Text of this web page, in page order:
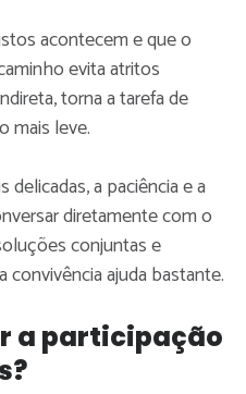
acontecem e que o
evita atritos
torna a tarefa de
mais leve.
delicadas, a paciência e a
diretamente com o
conjuntas e
ajuda bastante.
a participação